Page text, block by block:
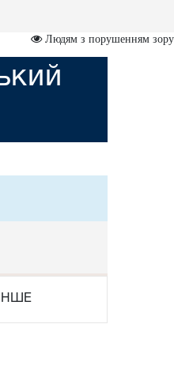
Людям з порушенням зору
ІНШЕ